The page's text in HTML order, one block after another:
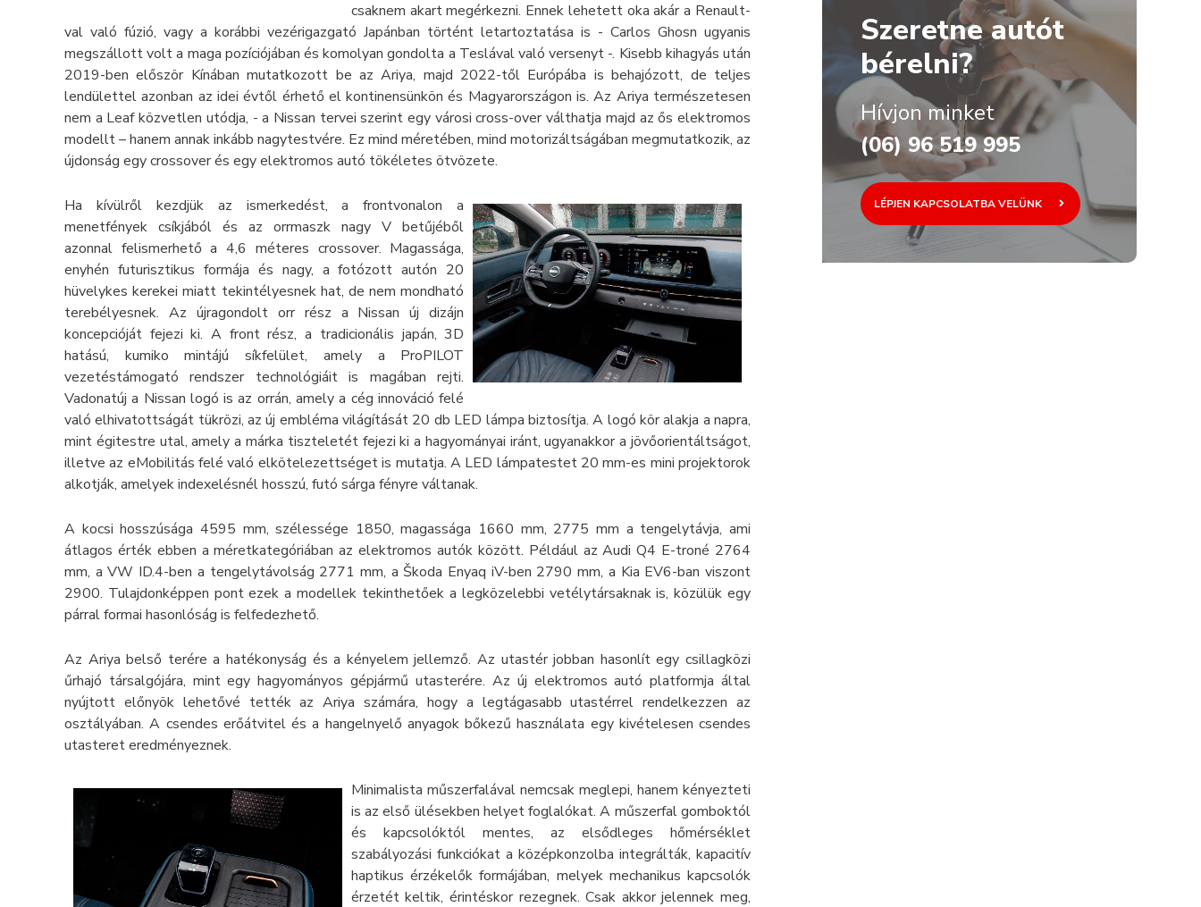
csaknem akart megérkezni. Ennek lehetett oka akár a Renault-
val való fúzió, vagy a korábbi vezérigazgató Japánban történt letartoztatása is - Carlos Ghosn ugyanis
megszállott volt a maga pozíciójában és komolyan gondolta a Teslával való versenyt -. Kisebb kihagyás után
2019-ben először Kínában mutatkozott be az Ariya, majd 2022-től Európába is behajózott, de teljes
lendülettel azonban az idei évtől érhető el kontinensünkön és Magyarországon is. Az Ariya természetesen
nem a Leaf közvetlen utódja, - a Nissan tervei szerint egy városi cross-over válthatja majd az ős elektromos
modellt – hanem annak inkább nagytestvére. Ez mind méretében, mind motorizáltságában megmutatkozik, az
újdonság egy crossover és egy elektromos autó tökéletes ötvözete.
Ha kívülről kezdjük az ismerkedést, a frontvonalon a
menetfények csíkjából és az orrmaszk nagy V betűjéből
azonnal felismerhető a 4,6 méteres crossover. Magassága,
enyhén futurisztikus formája és nagy, a fotózott autón 20
hüvelykes kerekei miatt tekintélyesnek hat, de nem mondható
terebélyesnek. Az újragondolt orr rész a Nissan új dizájn
koncepcióját fejezi ki. A front rész, a tradicionális japán, 3D
hatású, kumiko mintájú síkfelület, amely a ProPILOT
vezetéstámogató rendszer technológiáit is magában rejti.
Vadonatúj a Nissan logó is az orrán, amely a cég innováció felé
való elhivatottságát tükrözi, az új embléma világítását 20 db LED lámpa biztosítja. A logó kör alakja a napra,
mint égitestre utal, amely a márka tiszteletét fejezi ki a hagyományai iránt, ugyanakkor a jövőorientáltságot,
illetve az eMobilitás felé való elkötelezettséget is mutatja. A LED lámpatestet 20 mm-es mini projektorok
alkotják, amelyek indexelésnél hosszú, futó sárga fényre váltanak.
A kocsi hosszúsága 4595 mm, szélessége 1850, magassága 1660 mm, 2775 mm a tengelytávja, ami
átlagos érték ebben a méretkategóriában az elektromos autók között. Például az Audi Q4 E-troné 2764
mm, a VW ID.4-ben a tengelytávolság 2771 mm, a Škoda Enyaq iV-ben 2790 mm, a Kia EV6-ban viszont
2900. Tulajdonképpen pont ezek a modellek tekinthetőek a legközelebbi vetélytársaknak is, közülük egy
párral formai hasonlóság is felfedezhető.
Az Ariya belső terére a hatékonyság és a kényelem jellemző. Az utastér jobban hasonlít egy csillagközi
űrhajó társalgójára, mint egy hagyományos gépjármű utasterére. Az új elektromos autó platformja által
nyújtott előnyök lehetővé tették az Ariya számára, hogy a legtágasabb utastérrel rendelkezzen az
osztályában. A csendes erőátvitel és a hangelnyelő anyagok bőkezű használata egy kivételesen csendes
utasteret eredményeznek.
Minimalista műszerfalával nemcsak meglepi, hanem kényezteti
is az első ülésekben helyet foglalókat. A műszerfal gomboktól
és kapcsolóktól mentes, az elsődleges hőmérséklet
szabályozási funkciókat a középkonzolba integrálták, kapacitív
haptikus érzékelők formájában, melyek mechanikus kapcsolók
érzetét keltik, érintéskor rezegnek. Csak akkor jelennek meg,
Szeretne autót
bérelni?
Hívjon minket
(06) 96 519 995
LÉPJEN KAPCSOLATBA VELÜNK